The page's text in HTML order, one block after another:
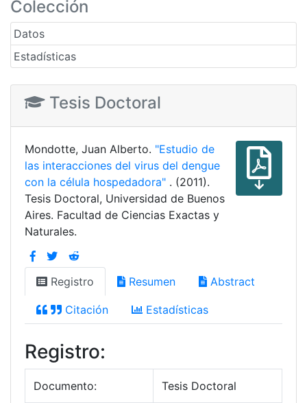
Colección
Datos
Estadísticas
Tesis Doctoral
Mondotte, Juan Alberto. "Estudio de
las interacciones del virus del dengue
con la célula hospedadora" . (2011).
Tesis Doctoral, Universidad de Buenos
Aires. Facultad de Ciencias Exactas y
Naturales.
Registro Resumen Abstract
Citación Estadísticas
Registro:
Documento: Tesis Doctoral